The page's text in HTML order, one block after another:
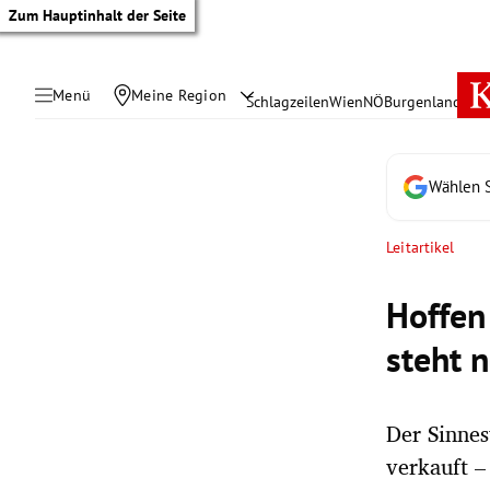
Zum Hauptinhalt der Seite
Menü Meine Region SchlagzeilenWienNÖBurgenland
Wählen
Leitartikel
steht
Der
verkauft